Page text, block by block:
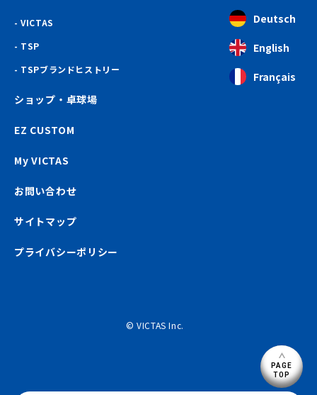
VICTAS
TSP
TSPブランドヒストリー
ショップ・卓球場
EZ CUSTOM
My VICTAS
お問い合わせ
サイトマップ
プライバシーポリシー
Deutsch
English
Français
© VICTAS Inc.
PAGE
TOP